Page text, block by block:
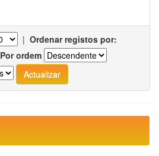
| Ordenar registos por:
Por ordem